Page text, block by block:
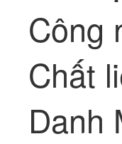
Công
Chất
Danh